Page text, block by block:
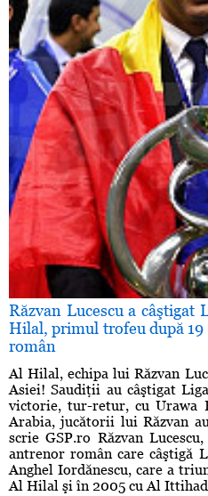
Răzvan Lucescu a
Hilal, primul trofeu după
român
Al Hilal, echipa lui Răzvan
Asiei! Saudiţii au câştigat
victorie, tur-retur, cu Urawa
Arabia, jucătorii lui Răzvan
scrie GSP.ro Răzvan
antrenor român care câştigă
Anghel Iordănescu, care a
Al Hilal şi în 2005 cu Al